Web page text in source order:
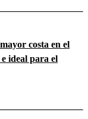
costa en el
ideal para el